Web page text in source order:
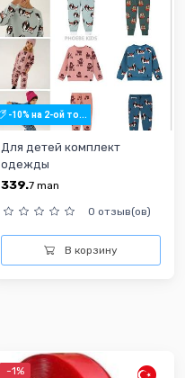
-10% на 2-ой то...
Для детей комплект
одежды
339.7 man
0 отзыв(ов)
В корзину
-1%